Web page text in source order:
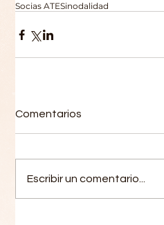
Socias ATESinodalidad
Comentarios
Escribir un comentario...